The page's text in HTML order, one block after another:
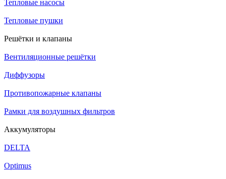
Тепловые насосы
Тепловые пушки
Решётки и клапаны
Вентиляционные решётки
Диффузоры
Противопожарные клапаны
Рамки для воздушных фильтров
Аккумуляторы
DELTA
Optimus